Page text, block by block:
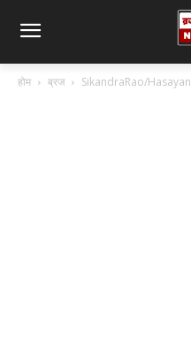
होम ब्रज SikandraRao/Hasayan